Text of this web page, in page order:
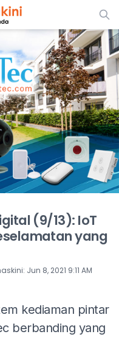
(9/13): IoT
yang
: Jun 8, 2021 9:11 AM
kediaman pintar
berbanding yang